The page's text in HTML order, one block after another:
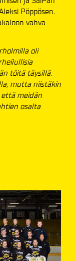
Pöppösen.
vahva
oli
töitä täysillä.
mutta niistäkin
meidän
osalta